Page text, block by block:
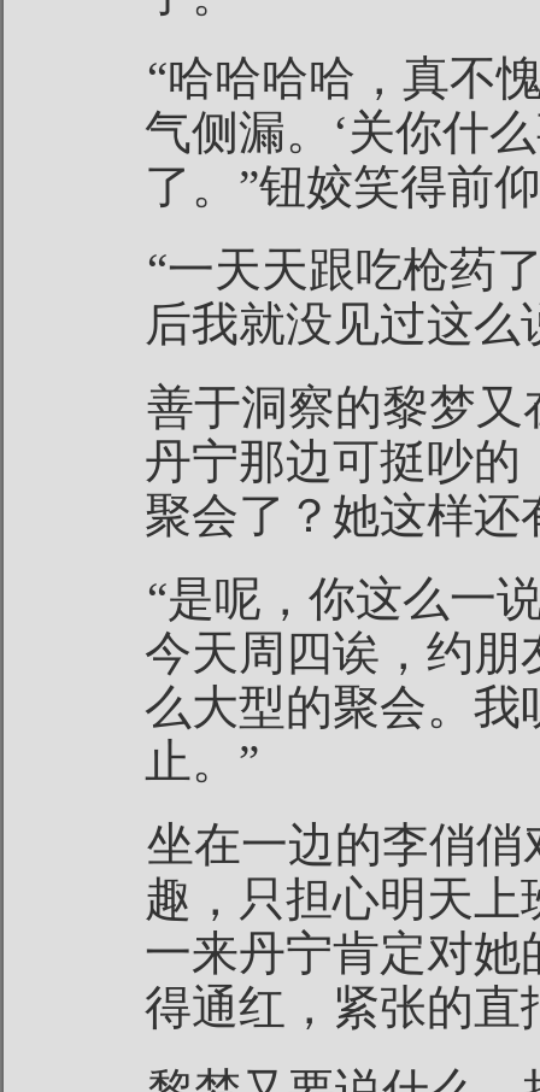
“哈哈哈哈，真不
气侧漏。‘关你什
了。”钮姣笑得前
“一天天跟吃枪药
后我就没见过这么
善于洞察的黎梦又
丹宁那边可挺吵的
聚会了？她这样还
“是呢，你这么一
今天周四诶，约朋
么大型的聚会。我
止。”
坐在一边的李俏
趣，只担心明天
一来丹宁肯定对她
得通红，紧张的直